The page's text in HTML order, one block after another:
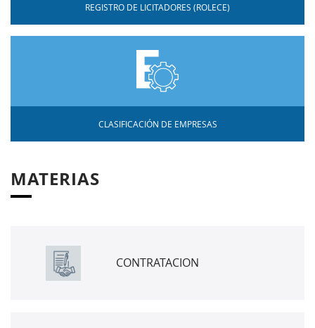
REGISTRO DE LICITADORES (ROLECE)
CLASIFICACIÓN DE EMPRESAS
MATERIAS
CONTRATACION